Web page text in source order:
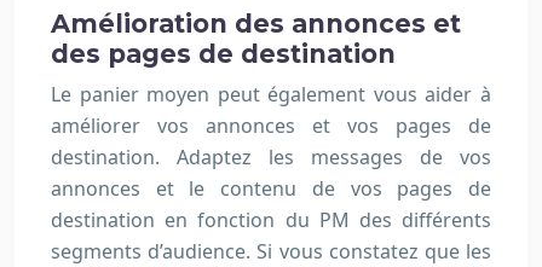
Amélioration des annonces et
des pages de destination
Le panier moyen peut également vous aider à
améliorer vos annonces et vos pages de
destination. Adaptez les messages de vos
annonces et le contenu de vos pages de
destination en fonction du PM des différents
segments d’audience. Si vous constatez que les